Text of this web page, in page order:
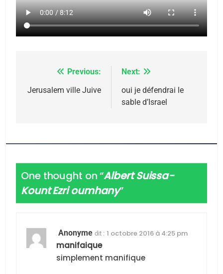
Navigation
de
Previous:
Jerusalem ville Juive
Next:
oui je défendrai le
sable d’Israel
One thought on “Albert Suissa-
Kount Ezri oumhany”
Anonyme dit : 1 octobre 2016 à 4:25 pm
manifaique
simplement manifique
2025, l’année la plus
meurtrière selon le
rapport d’ADL contre
ISRAÉL
FIÈRE, DIGNE ET RÉSILIENTE :
MA JUDAÏTE par Thérèse
Zrihen-Dvir
ISRAÉL JUDAISME